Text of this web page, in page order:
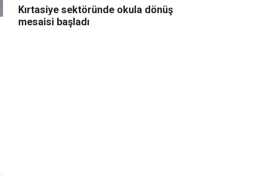
Kırtasiye sektöründe okula dönüş
mesaisi başladı